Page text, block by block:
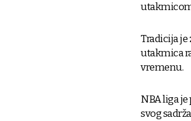
Tradicija je
utakmica
vremenu.
NBA liga
svog